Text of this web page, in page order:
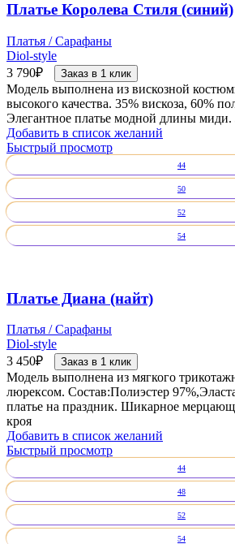
Платье Королева Стиля (синий)
Платья / Сарафаны
Diol-style
3 790₽ Заказ в 1 клик
Модель выполнена из вискозной
высокого качества. 35% вискоза, 60%
Элегантное платье модной длины
Добавить в список желаний
Быстрый просмотр
44
50
52
54
Платье Диана (найт)
Платья / Сарафаны
Diol-style
3 450₽ Заказ в 1 клик
Модель выполнена из мягкого
люрексом. Состав:Полиэстер
платье на праздник. Шикарное
кроя
Добавить в список желаний
Быстрый просмотр
44
48
52
54